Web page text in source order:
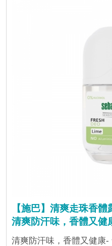
【施巴】清爽走珠香
清爽防汗味，香體又健
清爽防汗味，香體又健康-